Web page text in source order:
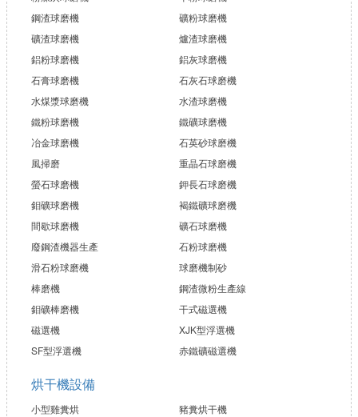
鋼渣球磨機
礦粉球磨機
礦渣球磨機
爐渣球磨機
鋁粉球磨機
鋁灰球磨機
石膏球磨機
石灰石球磨機
水煤漿球磨機
水渣球磨機
鐵粉球磨機
鐵礦球磨機
冶金球磨機
石英砂球磨機
風掃磨
重晶石球磨機
螢石球磨機
鉀長石球磨機
鉬礦球磨機
褐鐵礦球磨機
間歇球磨機
礦石球磨機
廢鋼渣機器生產
石粉球磨機
滑石粉球磨機
球磨機制砂
棒磨機
鋼渣微粉生產線
鉬礦棒磨機
干式磁選機
磁選機
XJK型浮選機
SF型浮選機
赤鐵礦磁選機
烘干機設備
小型雞糞烘
豬糞烘干機